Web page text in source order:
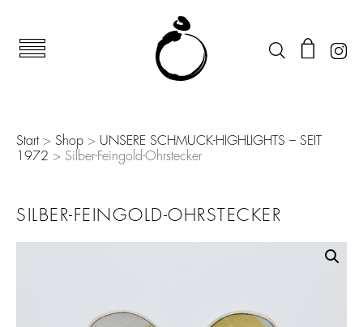
Start> Shop > UNSERE SCHMUCK-HIGHLIGHTS – SEIT
1972 > Silber-Feingold-Ohrstecker
SILBER-FEINGOLD-OHRSTECKER